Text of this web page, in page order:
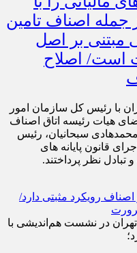
جمله اصناف تامین
مبتنی بر اصل
است/ اصلاح
با رئیس کل سازمان امور
هیات رئیسه اتاق اصناف
سبحانیان، رئیس
قانون پایانه های
نظر پرداختند.
در نشست هم‌اندیشی با